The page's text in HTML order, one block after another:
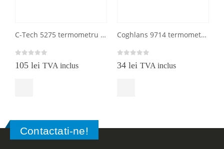
C-Tech 5275 termometru umidometru cu functia minim-maxim
105 lei TVA inclus
Coghlans 9714 termometru cu busola tip breloc
34 lei TVA inclus
Contactati-ne!